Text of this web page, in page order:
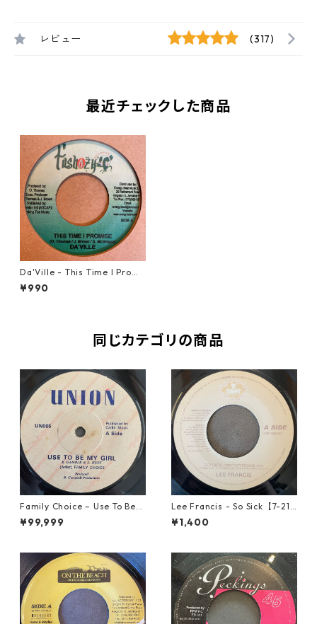
レビュー (317)
最近チェックした商品
Da'Ville - This Time I Promi
se【7-21515】
¥990
同じカテゴリの商品
Family Choice – Use To Be
My Girl【7-22004】
¥99,999
Lee Francis - So Sick【7-219
25】
¥1,400